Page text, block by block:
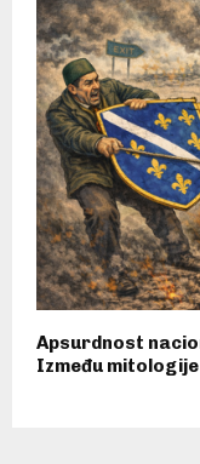
Apsurdnost
Između